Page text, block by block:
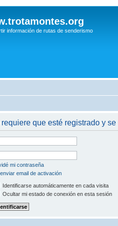
información de rutas de senderismo
que esté registrado y
mi contraseña
email de activación
Identificarse automáticamente en cada visita
Ocultar mi estado de conexión en esta sesión